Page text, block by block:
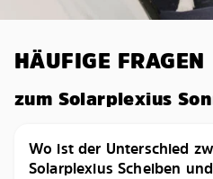
HÄUFIGE FRAGEN
zum Solarplexius
Wo ist der Unterschied
Solarplexius Scheiben